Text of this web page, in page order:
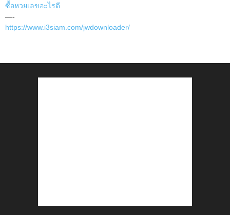
ซื้อหวยเลขอะไรดี
—-
https://www.i3siam.com/jwdownloader/